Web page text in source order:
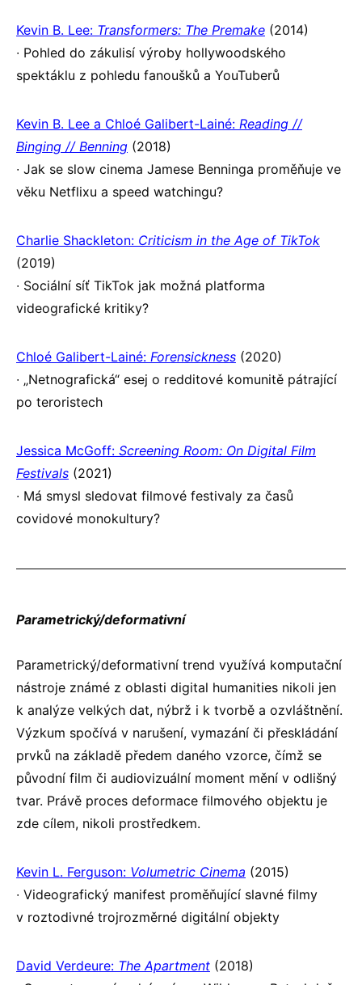
Kevin B. Lee: Transformers: The Premake (2014)
∙ Pohled do zákulisí výroby hollywoodského
spektáklu z pohledu fanoušků a YouTuberů
Kevin B. Lee a Chloé Galibert-Lainé: Reading //
Binging // Benning (2018)
∙ Jak se slow cinema Jamese Benninga proměňuje ve
věku Netflixu a speed watchingu?
Charlie Shackleton: Criticism in the Age of TikTok
(2019)
∙ Sociální síť TikTok jak možná platforma
videografické kritiky?
Chloé Galibert-Lainé: Forensickness (2020)
∙ „Netnografická“ esej o redditové komunitě pátrající
po teroristech
Jessica McGoff: Screening Room: On Digital Film
Festivals (2021)
∙ Má smysl sledovat filmové festivaly za časů
covidové monokultury?
Parametrický/deformativní
Parametrický/deformativní trend využívá komputační
nástroje známé z oblasti digital humanities nikoli jen
k analýze velkých dat, nýbrž i k tvorbě a ozvláštnění.
Výzkum spočívá v narušení, vymazání či přeskládání
prvků na základě předem daného vzorce, čímž se
původní film či audiovizuální moment mění v odlišný
tvar. Právě proces deformace filmového objektu je
zde cílem, nikoli prostředkem.
Kevin L. Ferguson: Volumetric Cinema (2015)
∙ Videografický manifest proměňující slavné filmy
v roztodivné trojrozměrné digitální objekty
David Verdeure: The Apartment (2018)